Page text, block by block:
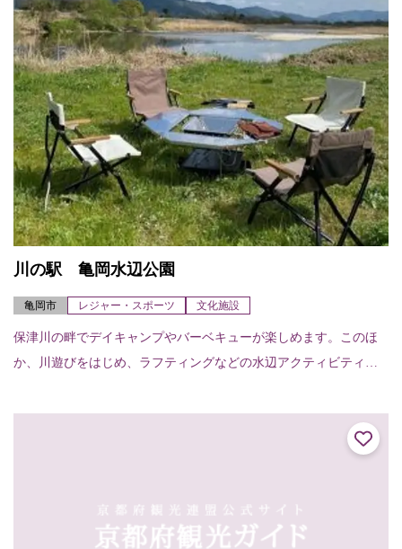
川の駅 亀岡水辺公園
亀岡市 レジャー・スポーツ 文化施設
保津川の畔でデイキャンプやバーベキューが楽しめます。このほ
か、川遊びをはじめ、ラフティングなどの水辺アクティビティ
として活用できます。施...